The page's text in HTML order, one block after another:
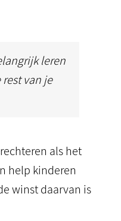
leren
van je
als het
help kinderen
winst daarvan is